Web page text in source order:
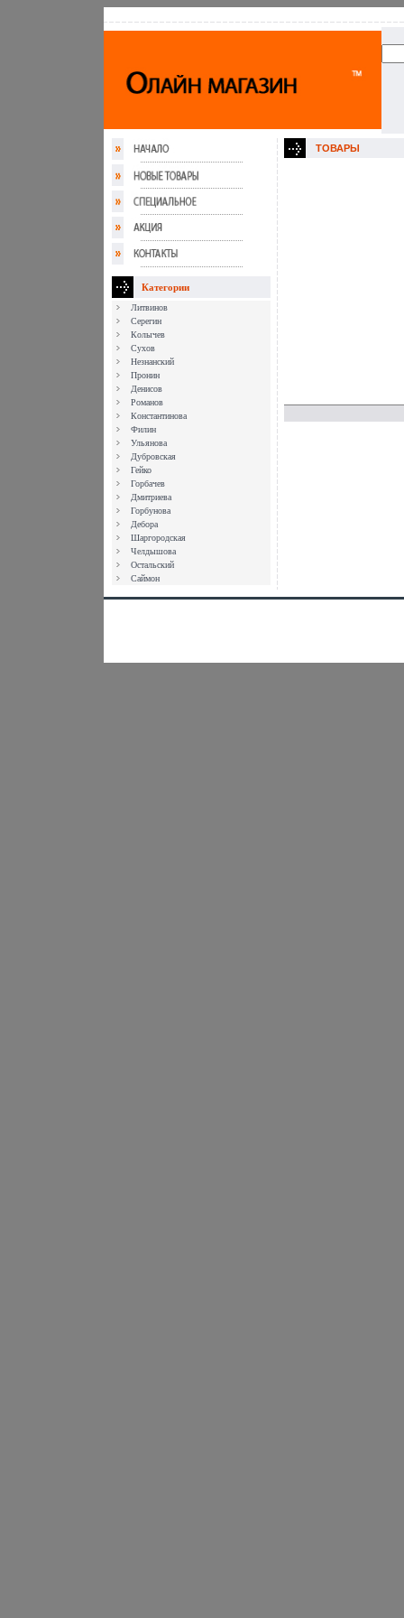
Категории
Литвинов
Серегин
Колычев
Сухов
Незнанский
Пронин
Денисов
Романов
Константинова
Филин
Ульянова
Дубровская
Гейко
Горбачев
Дмитриева
Горбунова
Дебора
Шаргородская
Челдышова
Остальский
Саймон
ТОВАРЫ